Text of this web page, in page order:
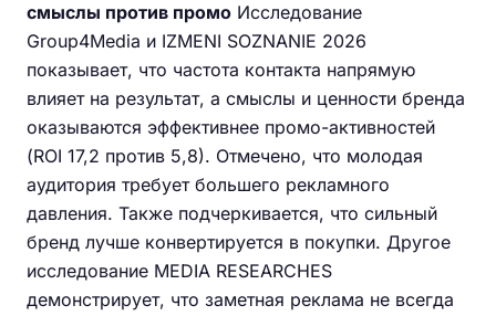
смыслы против промо Исследование
Group4Media и IZMENI SOZNANIE 2026
показывает, что частота контакта напрямую
влияет на результат, а смыслы и ценности бренда
оказываются эффективнее промо-активностей
(ROI 17,2 против 5,8). Отмечено, что молодая
аудитория требует большего рекламного
давления. Также подчеркивается, что сильный
бренд лучше конвертируется в покупки. Другое
исследование MEDIA RESEARCHES
демонстрирует, что заметная реклама не всегда